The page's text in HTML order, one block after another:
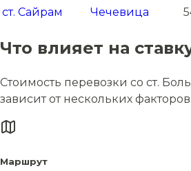
ст. Сайрам Чечевица
Что влияет на
Стоимость перевозки со ст.
зависит от нескольких факторов.
Маршрут